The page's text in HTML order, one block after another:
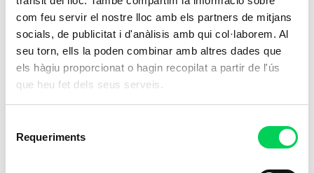
com feu servir el nostre lloc amb els partners de mitjans
socials, de publicitat i d'anàlisis amb qui col·laborem. Al
seu torn, ells la poden combinar amb altres dades que
els hàgiu proporcionat o hagin recopilat a partir de l'ús
que heu fet dels seus serveis.
Requeriments